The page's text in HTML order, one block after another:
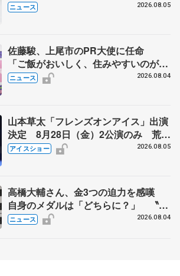
ニュース 2026.08.05
佐藤駿、上尾市のPR大使に任命
「ご飯がおいしく、住みやすいのが魅
力」
ニュース 2026.08.04
山本草太「フレンズオンアイス」出演
決定 8月28日（金）2公演のみ 荒川
静香さんプロデュース、20周年のアイ
アイスショー 2026.08.05
高橋大輔さん、金3つの迫力を感嘆
自身のメダルは「どちらに？」 〝リ
ス兄弟〟オリンピック3連覇の野村忠
ニュース 2026.08.04